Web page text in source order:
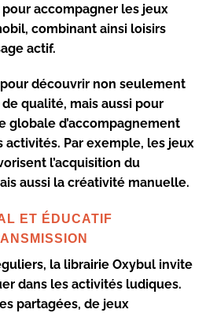
accompagner les jeux
combinant ainsi loisirs
actif.
découvrir non seulement
qualité, mais aussi pour
globale d’accompagnement
activités. Par exemple, les jeux
l’acquisition du
aussi la créativité manuelle.
ET ÉDUCATIF
la librairie Oxybul invite
dans les activités ludiques.
partagées, de jeux